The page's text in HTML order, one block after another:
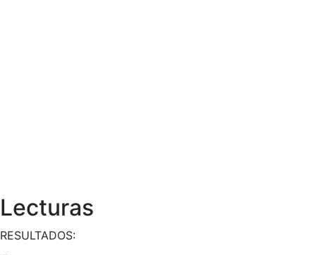
Lecturas
RESULTADOS: